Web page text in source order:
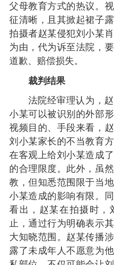
父母教育方式的热议。
征清晰，且其掀起裙子
拍摄者赵某侵犯刘小某
为由，代为诉至法院，
道歉、赔偿损失。
裁判结果
法院经审理认为，
小某可以被识别的外部
视频目的、手段来看，
刘小某家长的不当教育
在客观上给刘小某造成
的合理限度。此外，虽
教，但知悉范围限于当
小某造成的影响有限。
看出，赵某在拍摄时，
止，通过行为明确表示
大知晓范围。赵某传播
露了未成年人不愿意为